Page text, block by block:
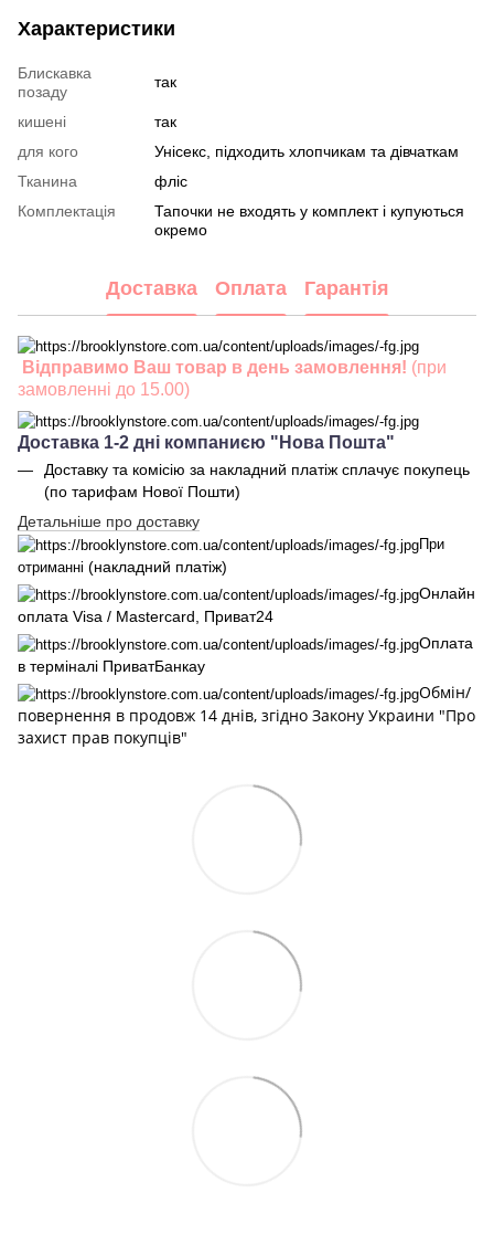
Характеристики
Блискавка
позаду
так
кишені
так
для кого
Унісекс, підходить хлопчикам та дівчаткам
Тканина
фліс
Комплектація
Тапочки не входять у комплект і купуються
окремо
Доставка Оплата Гарантія
Відправимо Ваш товар в день замовлення! (при
замовленні до 15.00)
Доставка 1-2 дні компаниєю "Нова Пошта"
Доставку та комісію за накладний платіж сплачує покупець
(по тарифам Нової Пошти)
Детальніше про доставку
При
отриманні (накладний платіж)
Онлайн
оплата Visa / Mastercard, Приват24
Оплата
в терміналі ПриватБанкау
Обмін/
повернення в продовж 14 днів, згідно Закону Украини "Про
захист прав покупців"